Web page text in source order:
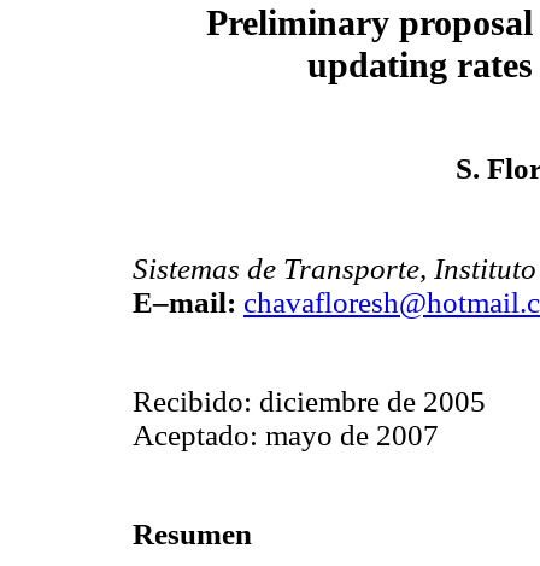
Preliminary
updating
S.
Sistemas de Transporte,
E–mail:
Recibido: diciembre de 2005
Aceptado: mayo de 2007
Resumen